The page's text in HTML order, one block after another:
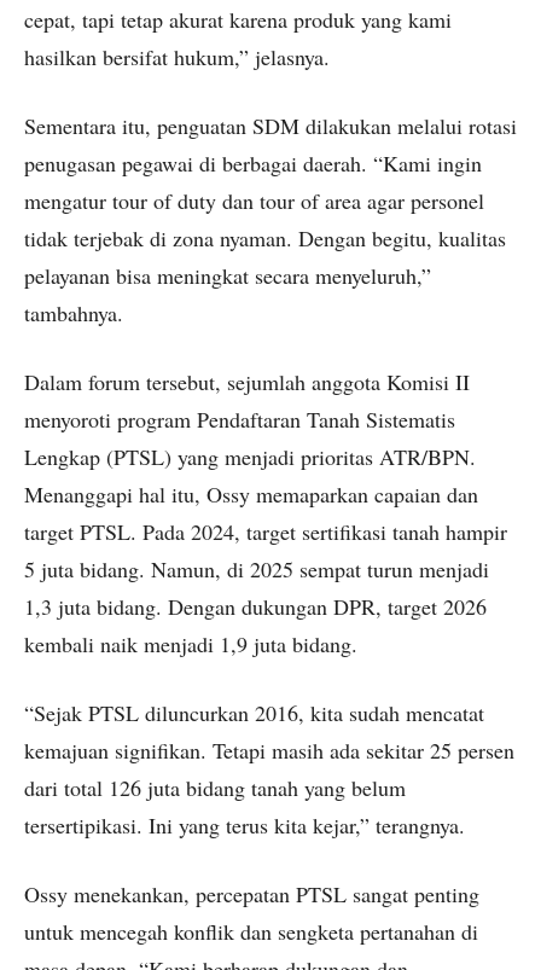
cepat, tapi tetap akurat karena produk yang kami
hasilkan bersifat hukum,” jelasnya.
Sementara itu, penguatan SDM dilakukan melalui rotasi
penugasan pegawai di berbagai daerah. “Kami ingin
mengatur tour of duty dan tour of area agar personel
tidak terjebak di zona nyaman. Dengan begitu, kualitas
pelayanan bisa meningkat secara menyeluruh,”
tambahnya.
Dalam forum tersebut, sejumlah anggota Komisi II
menyoroti program Pendaftaran Tanah Sistematis
Lengkap (PTSL) yang menjadi prioritas ATR/BPN.
Menanggapi hal itu, Ossy memaparkan capaian dan
target PTSL. Pada 2024, target sertifikasi tanah hampir
5 juta bidang. Namun, di 2025 sempat turun menjadi
1,3 juta bidang. Dengan dukungan DPR, target 2026
kembali naik menjadi 1,9 juta bidang.
“Sejak PTSL diluncurkan 2016, kita sudah mencatat
kemajuan signifikan. Tetapi masih ada sekitar 25 persen
dari total 126 juta bidang tanah yang belum
tersertipikasi. Ini yang terus kita kejar,” terangnya.
Ossy menekankan, percepatan PTSL sangat penting
untuk mencegah konflik dan sengketa pertanahan di